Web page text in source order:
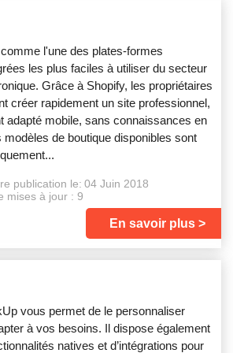
l'une des plates-formes
les plus faciles à utiliser du secteur
Grâce à Shopify, les propriétaires
créer rapidement un site professionnel,
adapté mobile, sans connaissances en
modèles de boutique disponibles sont
publication le: 04 Juin 2018
mises à jour : 9
En savoir plus
vous permet de le personnaliser
à vos besoins. Il dispose également
natives et d’intégrations pour